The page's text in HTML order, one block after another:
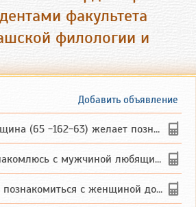
факультета
филологии и
Добавить объявление
-162-63) желает познакомиться с одиноким, добродушным, без вредных ...
с мужчиной любящим танцевать и петь на родном чувашском языке
с женщиной до 55 лет чувашской или русской национальности дл...